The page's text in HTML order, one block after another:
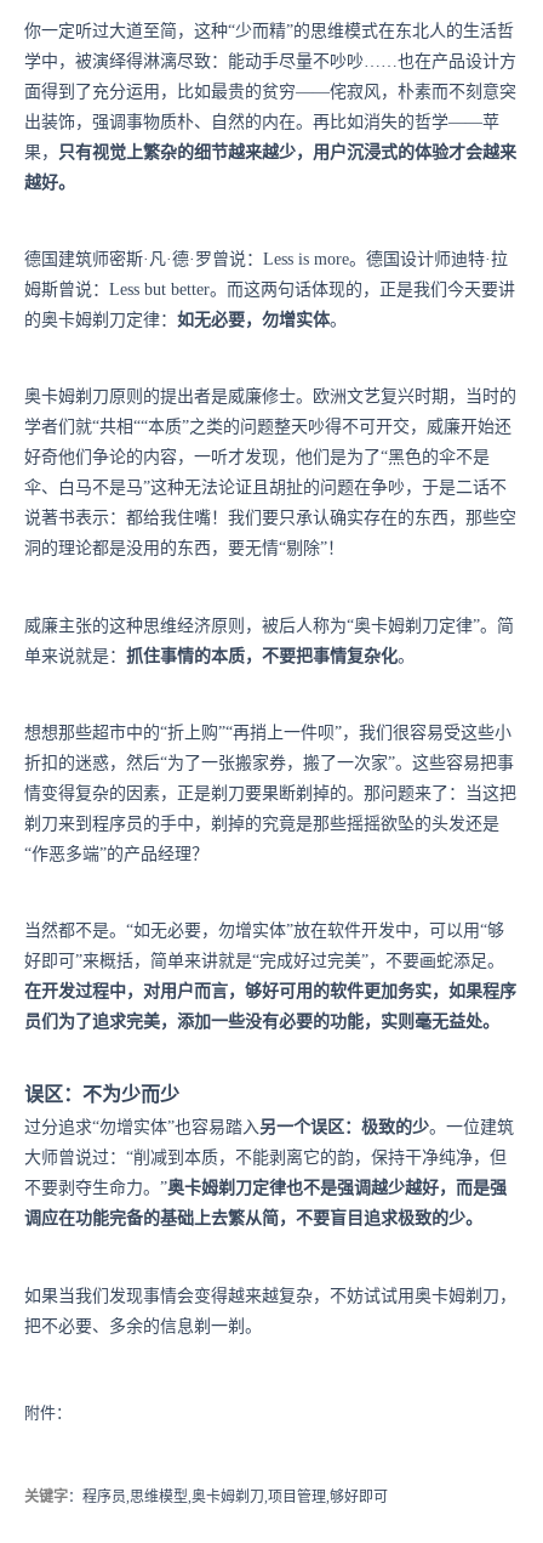
你一定听过大道至简，这种“少而精”的思维模式在东北人的生活哲
学中，被演绎得淋漓尽致：能动手尽量不吵吵……也在产品设计方
面得到了充分运用，比如最贵的贫穷——侘寂风，朴素而不刻意突
出装饰，强调事物质朴、自然的内在。再比如消失的哲学——苹
果，
只有视觉上繁杂的细节越来越少，用户沉浸式的体验才会越来
越好。
德国建筑师密斯·凡·德·罗曾说：Less is more。德国设计师迪特·拉
姆斯曾说：Less but better。而这两句话体现的，正是我们今天要讲
的奥卡姆剃刀定律： 如无必要，勿增实体。
奥卡姆剃刀原则的提出者是威廉修士。欧洲文艺复兴时期，当时的
学者们就“共相““本质”之类的问题整天吵得不可开交，威廉开始还
好奇他们争论的内容，一听才发现，他们是为了“黑色的伞不是
伞、白马不是马”这种无法论证且胡扯的问题在争吵，于是二话不
说著书表示：都给我住嘴！我们要只承认确实存在的东西，那些空
洞的理论都是没用的东西，要无情“剔除”！
威廉主张的这种思维经济原则，被后人称为“奥卡姆剃刀定律”。简
单来说就是： 抓住事情的本质，不要把事情复杂化。
想想那些超市中的“折上购”“再捎上一件呗”，我们很容易受这些小
折扣的迷惑，然后“为了一张搬家券，搬了一次家”。这些容易把事
情变得复杂的因素，正是剃刀要果断剃掉的。那问题来了：当这把
剃刀来到程序员的手中，剃掉的究竟是那些摇摇欲坠的头发还是
“作恶多端”的产品经理？
当然都不是。“如无必要，勿增实体”放在软件开发中，可以用“够
好即可”来概括，简单来讲就是“完成好过完美”，不要画蛇添足。
在开发过程中，对用户而言，够好可用的软件更加务实，如果程序
员们为了追求完美，添加一些没有必要的功能，实则毫无益处。
误区：不为少而少
过分追求“勿增实体”也容易踏入另一个误区：极致的少。一位建筑
大师曾说过：“削减到本质，不能剥离它的韵，保持干净纯净，但
不要剥夺生命力。”奥卡姆剃刀定律也不是强调越少越好，而是强
调应在功能完备的基础上去繁从简，不要盲目追求极致的少。
如果当我们发现事情会变得越来越复杂，不妨试试用奥卡姆剃刀，
把不必要、多余的信息剃一剃。
附件：
关键字：程序员,思维模型,奥卡姆剃刀,项目管理,够好即可